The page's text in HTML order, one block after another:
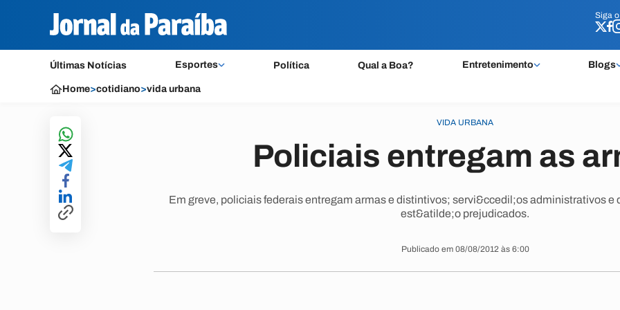
Siga o
Últimas Notícias Esportes Política Qual a Boa? Entretenimento Blogs
Siga o
Home>cotidiano>vida urbana
VIDA URBANA
Policiais entregam as
Em greve, policiais federais entregam armas e distintivos; servi&ccedil;os administrativos
est&atilde;o prejudicados.
Publicado em 08/08/2012 às 6:00